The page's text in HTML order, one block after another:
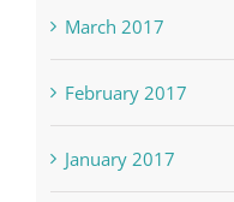
March 2017
February 2017
January 2017